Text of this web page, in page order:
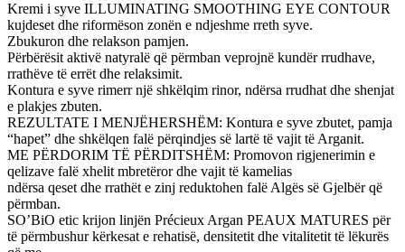
Kremi i syve ILLUMINATING SMOOTHING EYE CONTOUR
kujdeset dhe riformëson zonën e ndjeshme rreth syve.
Zbukuron dhe relakson pamjen.
Përbërësit aktivë natyralë që përmban veprojnë kundër rrudhave,
rrathëve të errët dhe relaksimit.
Kontura e syve rimerr një shkëlqim rinor, ndërsa rrudhat dhe shenjat
e plakjes zbuten.
REZULTATE I MENJËHERSHËM: Kontura e syve zbutet, pamja
“hapet” dhe shkëlqen falë përqindjes së lartë të vajit të Arganit.
ME PËRDORIM TË PËRDITSHËM: Promovon rigjenerimin e
qelizave falë xhelit mbretëror dhe vajit të kamelias
ndërsa qeset dhe rrathët e zinj reduktohen falë Algës së Gjelbër që
përmban.
SO’BiO etic krijon linjën Précieux Argan PEAUX MATURES për
të përmbushur kërkesat e rehatisë, densitetit dhe vitalitetit të lëkurës